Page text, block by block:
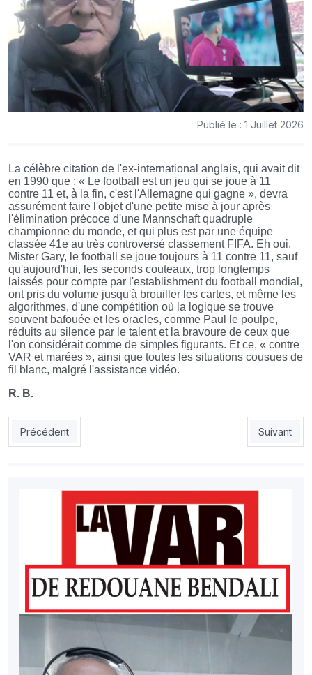
Publié le : 1 Juillet 2026
La célèbre citation de l'ex-international anglais, qui avait dit
en 1990 que : « Le football est un jeu qui se joue à 11
contre 11 et, à la fin, c'est l'Allemagne qui gagne », devra
assurément faire l'objet d'une petite mise à jour après
l'élimination précoce d'une Mannschaft quadruple
championne du monde, et qui plus est par une équipe
classée 41e au très controversé classement FIFA. Eh oui,
Mister Gary, le football se joue toujours à 11 contre 11, sauf
qu'aujourd'hui, les seconds couteaux, trop longtemps
laissés pour compte par l'establishment du football mondial,
ont pris du volume jusqu'à brouiller les cartes, et même les
algorithmes, d'une compétition où la logique se trouve
souvent bafouée et les oracles, comme Paul le poulpe,
réduits au silence par le talent et la bravoure de ceux que
l'on considérait comme de simples figurants. Et ce, « contre
VAR et marées », ainsi que toutes les situations cousues de
fil blanc, malgré l'assistance vidéo.
R. B.
Article précédent : LES INTERMITTENTS DU FOOT...
Précédent Article
Suivant